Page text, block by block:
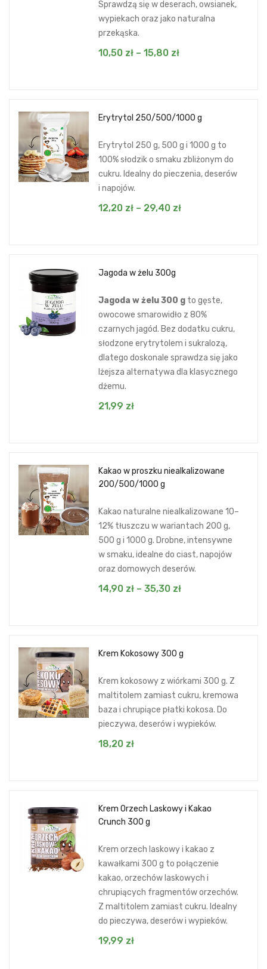
Sprawdzą się w deserach, owsianek,
wypiekach oraz jako naturalna
przekąska.
10,50 zł – 15,80 zł
Erytrytol 250/500/1000 g
Erytrytol 250 g, 500 g i 1000 g to
100% słodzik o smaku zbliżonym do
cukru. Idealny do pieczenia, deserów
i napojów.
12,20 zł – 29,40 zł
Jagoda w żelu 300g
Jagoda w żelu 300 gto gęste,
owocowe smarowidło z 80%
czarnych jagód. Bez dodatku cukru,
słodzone erytrytolem i sukralozą,
dlatego doskonale sprawdza się jako
lżejsza alternatywa dla klasycznego
dżemu.
21,99 zł
Kakao w proszku niealkalizowane
200/500/1000 g
Kakao naturalne niealkalizowane 10–
12% tłuszczu w wariantach 200 g,
500 g i 1000 g. Drobne, intensywne
w smaku, idealne do ciast, napojów
oraz domowych deserów.
14,90 zł – 35,30 zł
Krem Kokosowy 300 g
Krem kokosowy z wiórkami 300 g. Z
maltitolem zamiast cukru, kremowa
baza i chrupiące płatki kokosa. Do
pieczywa, deserów i wypieków.
18,20 zł
Krem Orzech Laskowy i Kakao
Crunch 300 g
Krem orzech laskowy i kakao z
kawałkami 300 g to połączenie
kakao, orzechów laskowych i
chrupiących fragmentów orzechów.
Z maltitolem zamiast cukru. Idealny
do pieczywa, deserów i wypieków.
19,99 zł